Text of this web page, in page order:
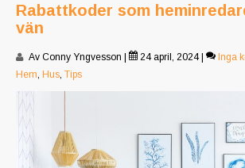
Rabattkoder som
vän
Av Conny Yngvesson | 24 april, 2024 | Inga
Hem Hus Tips